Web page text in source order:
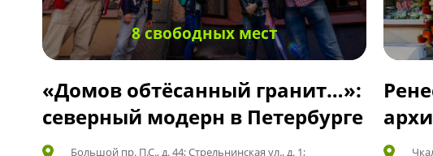
8 свободных мест
«Домов обтёсанный гранит…»:
северный модерн в Петербурге
Большой пр. П.С., д. 44; Стрельнинская ул., д. 1;